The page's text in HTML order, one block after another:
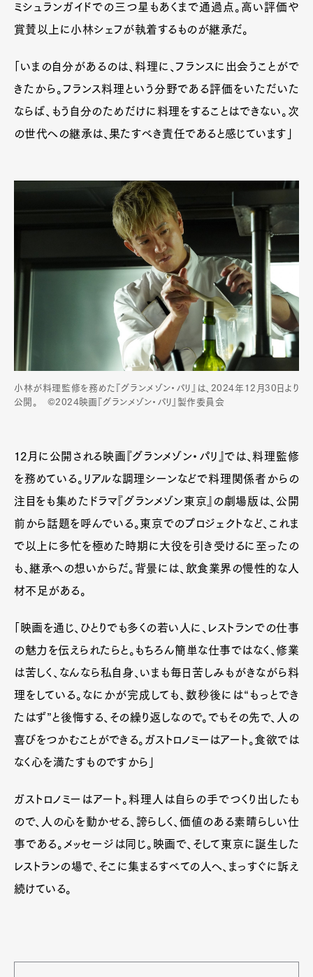
Art&Design Watch Fashion
ミシュランガイドでの三つ星もあくまで通過点。高い評価や
賞賛以上に小林シェフが執着するものが継承だ。
「いまの自分があるのは、料理に、フランスに出会うことがで
きたから。フランス料理という分野である評価をいただいた
ならば、もう自分のためだけに料理をすることはできない。次
の世代への継承は、果たすべき責任であると感じています」
小林が料理監修を務めた『グランメゾン・パリ』は、2024年12月30日より
公開。 ©2024映画『グランメゾン・パリ』製作委員会
12月に公開される映画『グランメゾン・パリ』では、料理監修
を務めている。リアルな調理シーンなどで料理関係者からの
注目をも集めたドラマ『グランメゾン東京』の劇場版は、公開
前から話題を呼んでいる。東京でのプロジェクトなど、これま
で以上に多忙を極めた時期に大役を引き受けるに至ったの
も、継承への想いからだ。背景には、飲食業界の慢性的な人
材不足がある。
「映画を通じ、ひとりでも多くの若い人に、レストランでの仕事
の魅力を伝えられたらと。もちろん簡単な仕事ではなく、修業
は苦しく、なんなら私自身、いまも毎日苦しみもがきながら料
理をしている。なにかが完成しても、数秒後には“もっとでき
たはず”と後悔する、その繰り返しなので。でもその先で、人の
喜びをつかむことができる。ガストロノミーはアート。食欲では
なく心を満たすものですから」
ガストロノミーはアート。料理人は自らの手でつくり出したも
ので、人の心を動かせる、誇らしく、価値のある素晴らしい仕
事である。メッセージは同じ。映画で、そして東京に誕生した
レストランの場で、そこに集まるすべての人へ、まっすぐに訴え
続けている。